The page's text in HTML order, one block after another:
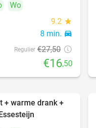
Wo
9.2 star
8 min. directions_car
Regulier €27,50
€16,50
40%
+ warme drank +